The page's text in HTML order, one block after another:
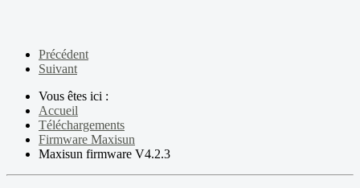
Précédent
Suivant
Vous êtes ici :
Accueil
Téléchargements
Firmware Maxisun
Maxisun firmware V4.2.3